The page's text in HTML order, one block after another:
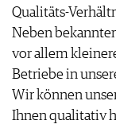
Qualitäts-
Neben
vor allem
Betriebe in
Wir können
Ihnen qualitativ